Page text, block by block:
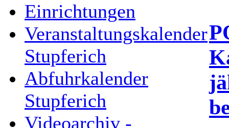
Einrichtungen
Veranstaltungskalender
Stupferich
Abfuhrkalender
Stupferich
Videoarchiv -